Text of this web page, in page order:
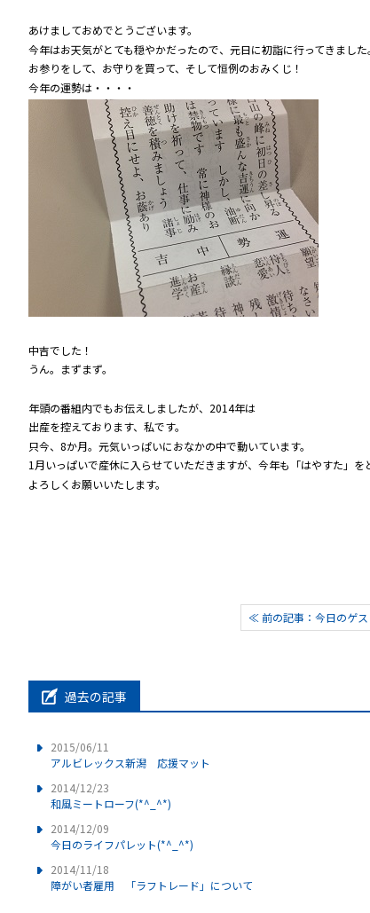
あけましておめでとうございます。
今年はお天気がとても穏やかだったので、元日に初詣に行ってきました。
お参りをして、お守りを買って、そして恒例のおみくじ！
今年の運勢は・・・・
中吉でした！
うん。まずまず。
年頭の番組内でもお伝えしましたが、2014年は
出産を控えております、私です。
只今、8か月。元気いっぱいにおなかの中で動いています。
1月いっぱいで産休に入らせていただきますが、今年も「はやすた」を
よろしくお願いいたします。
≪ 前の記事：今日のゲス
過去の記事
2015/06/11
アルビレックス新潟 応援マット
2014/12/23
和風ミートローフ(*^_^*)
2014/12/09
今日のライフパレット(*^_^*)
2014/11/18
障がい者雇用 「ラフトレード」について